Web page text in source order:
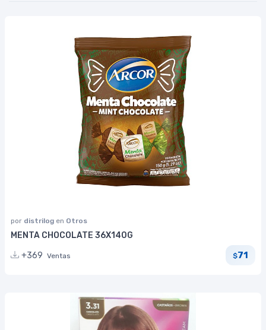
por distrilog en Otros
MENTA CHOCOLATE 36X140G
+369 Ventas $71